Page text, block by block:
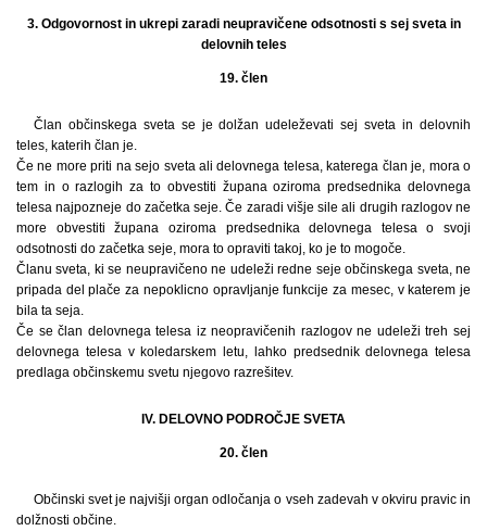
3. Odgovornost in ukrepi zaradi neupravičene odsotnosti s sej sveta in
delovnih teles
19. člen
Član občinskega sveta se je dolžan udeleževati sej sveta in delovnih
teles, katerih član je.
Če ne more priti na sejo sveta ali delovnega telesa, katerega član je, mora o
tem in o razlogih za to obvestiti župana oziroma predsednika delovnega
telesa najpozneje do začetka seje. Če zaradi višje sile ali drugih razlogov ne
more obvestiti župana oziroma predsednika delovnega telesa o svoji
odsotnosti do začetka seje, mora to opraviti takoj, ko je to mogoče.
Članu sveta, ki se neupravičeno ne udeleži redne seje občinskega sveta, ne
pripada del plače za nepoklicno opravljanje funkcije za mesec, v katerem je
bila ta seja.
Če se član delovnega telesa iz neopravičenih razlogov ne udeleži treh sej
delovnega telesa v koledarskem letu, lahko predsednik delovnega telesa
predlaga občinskemu svetu njegovo razrešitev.
IV. DELOVNO PODROČJE SVETA
20. člen
Občinski svet je najvišji organ odločanja o vseh zadevah v okviru pravic in
dolžnosti občine.